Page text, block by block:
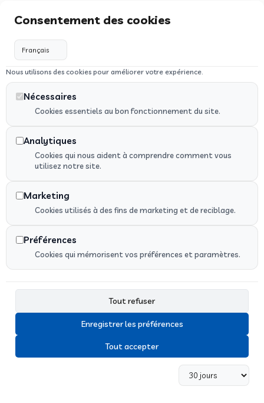
Des solutions de transport médical, VSL, ambulance
privée ou taxi médicalisé partout à Montfort-sur-Meu
et en Ille-et-Vilaine.
Mentions légales
Politique de confidentialité
Plan du site
Accessibilité
Fiche d'établissement google
Pompes funèbres
ambulances-clouet-hubert@orange.fr
Copyright © 2025 • Tous droits réservés • Design
Consentement des cookies
Nous utilisons des cookies pour améliorer votre expérience.
Nécessaires
Cookies essentiels au bon fonctionnement du site.
Analytiques
Cookies qui nous aident à comprendre comment vous
utilisez notre site.
Marketing
Cookies utilisés à des fins de marketing et de reciblage.
Préférences
Cookies qui mémorisent vos préférences et paramètres.
Tout refuser
Enregistrer les préférences
Tout accepter